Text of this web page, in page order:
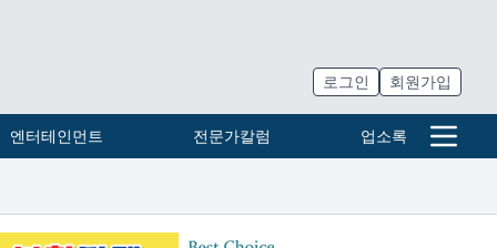
로그인 회원가입
엔터테인먼트 전문가칼럼 업소록